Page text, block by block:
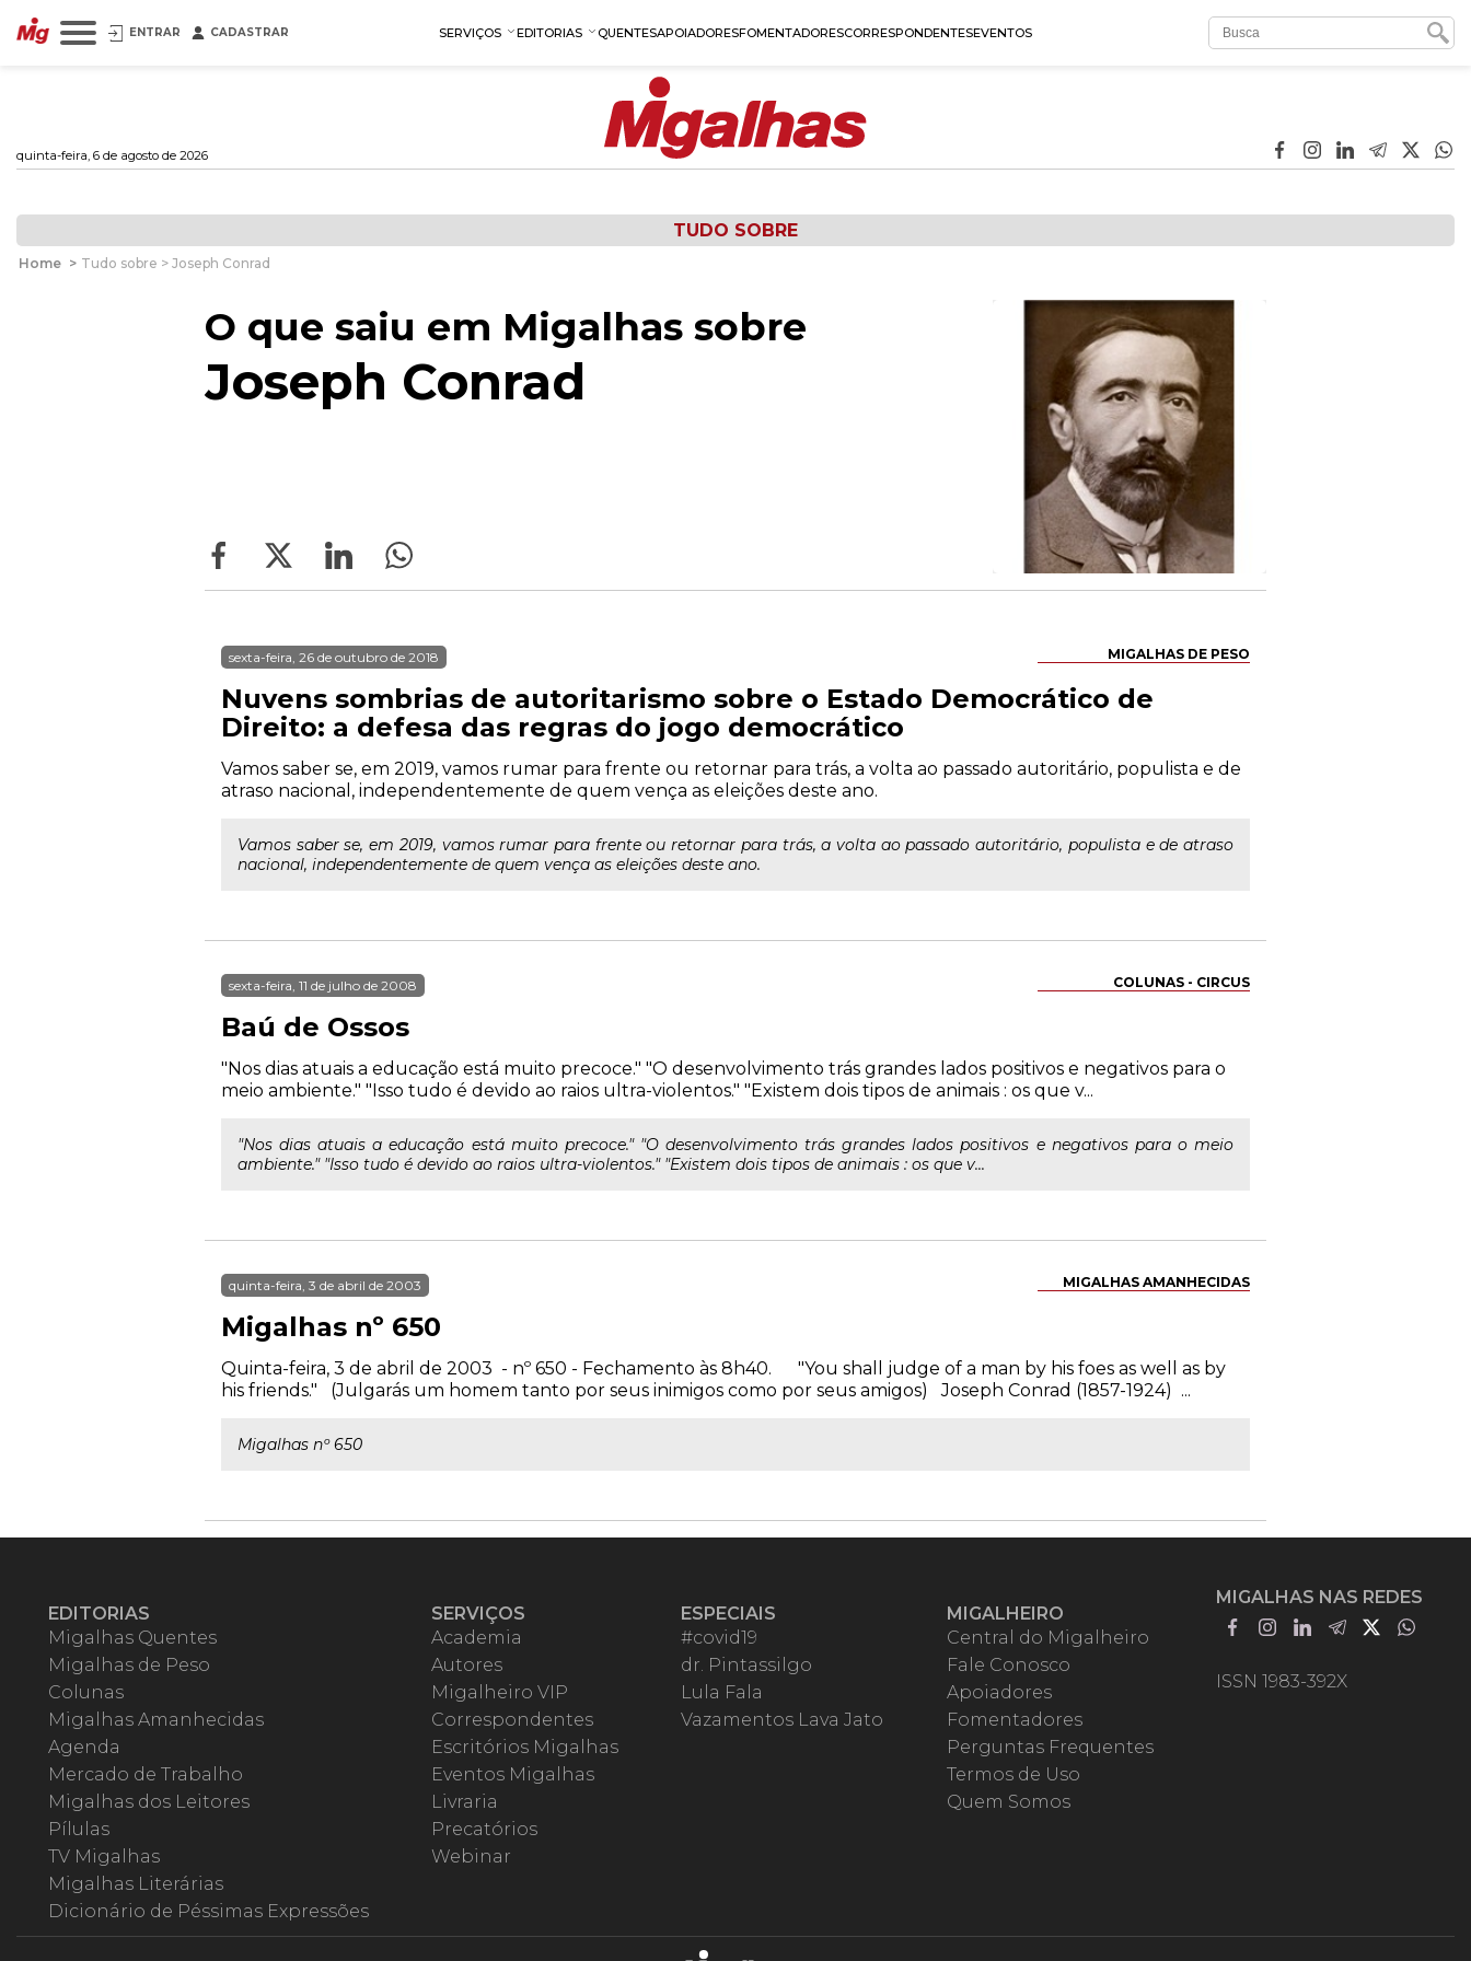
ENTRAR CADASTRAR SERVIÇOS EDITORIAS QUENTESAPOIADORESFOMENTADORESCORRESPONDENTESEVENTOS
quinta-feira, 6 de agosto de 2026
TUDO SOBRE
Home > Tudo sobre > Joseph Conrad
O que saiu em Migalhas sobre
Joseph Conrad
MIGALHAS DE PESO
sexta-feira, 26 de outubro de 2018
Nuvens sombrias de autoritarismo sobre o Estado Democrático de
Direito: a defesa das regras do jogo democrático
Vamos saber se, em 2019, vamos rumar para frente ou retornar para trás, a volta ao passado autoritário, populista e de
atraso nacional, independentemente de quem vença as eleições deste ano.
Vamos saber se, em 2019, vamos rumar para frente ou retornar para trás, a volta ao passado autoritário, populista e de atraso
nacional, independentemente de quem vença as eleições deste ano.
COLUNAS - CIRCUS
sexta-feira, 11 de julho de 2008
Baú de Ossos
"Nos dias atuais a educação está muito precoce." "O desenvolvimento trás grandes lados positivos e negativos para o
meio ambiente." "Isso tudo é devido ao raios ultra-violentos." "Existem dois tipos de animais : os que v...
"Nos dias atuais a educação está muito precoce." "O desenvolvimento trás grandes lados positivos e negativos para o meio
ambiente." "Isso tudo é devido ao raios ultra-violentos." "Existem dois tipos de animais : os que v...
MIGALHAS AMANHECIDAS
quinta-feira, 3 de abril de 2003
Migalhas nº 650
Quinta-feira, 3 de abril de 2003 - nº 650 - Fechamento às 8h40. "You shall judge of a man by his foes as well as by
his friends." (Julgarás um homem tanto por seus inimigos como por seus amigos) Joseph Conrad (1857-1924) ...
Migalhas nº 650
EDITORIAS
Migalhas Quentes
Migalhas de Peso
Colunas
Migalhas Amanhecidas
Agenda
Mercado de Trabalho
Migalhas dos Leitores
Pílulas
TV Migalhas
Migalhas Literárias
Dicionário de Péssimas Expressões
SERVIÇOS
Academia
Autores
Migalheiro VIP
Correspondentes
Escritórios Migalhas
Eventos Migalhas
Livraria
Precatórios
Webinar
ESPECIAIS
#covid19
dr. Pintassilgo
Lula Fala
Vazamentos Lava Jato
MIGALHEIRO
Central do Migalheiro
Fale Conosco
Apoiadores
Fomentadores
Perguntas Frequentes
Termos de Uso
Quem Somos
MIGALHAS NAS REDES
ISSN 1983-392X